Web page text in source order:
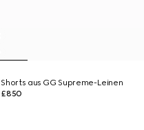
Shorts aus GG Supreme-Leinen
£850